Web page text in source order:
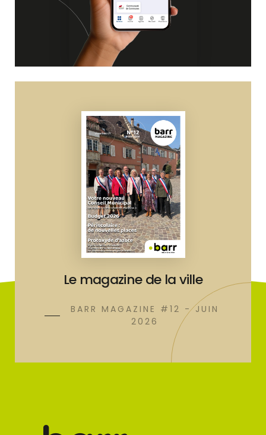
Le magazine de la ville
BARR MAGAZINE #12 - JUIN
2026